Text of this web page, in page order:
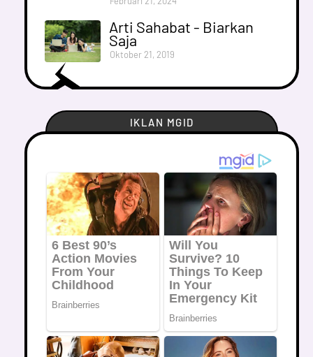
Arti Sahabat - Biarkan
Saja
Oktober 21, 2019
IKLAN MGID